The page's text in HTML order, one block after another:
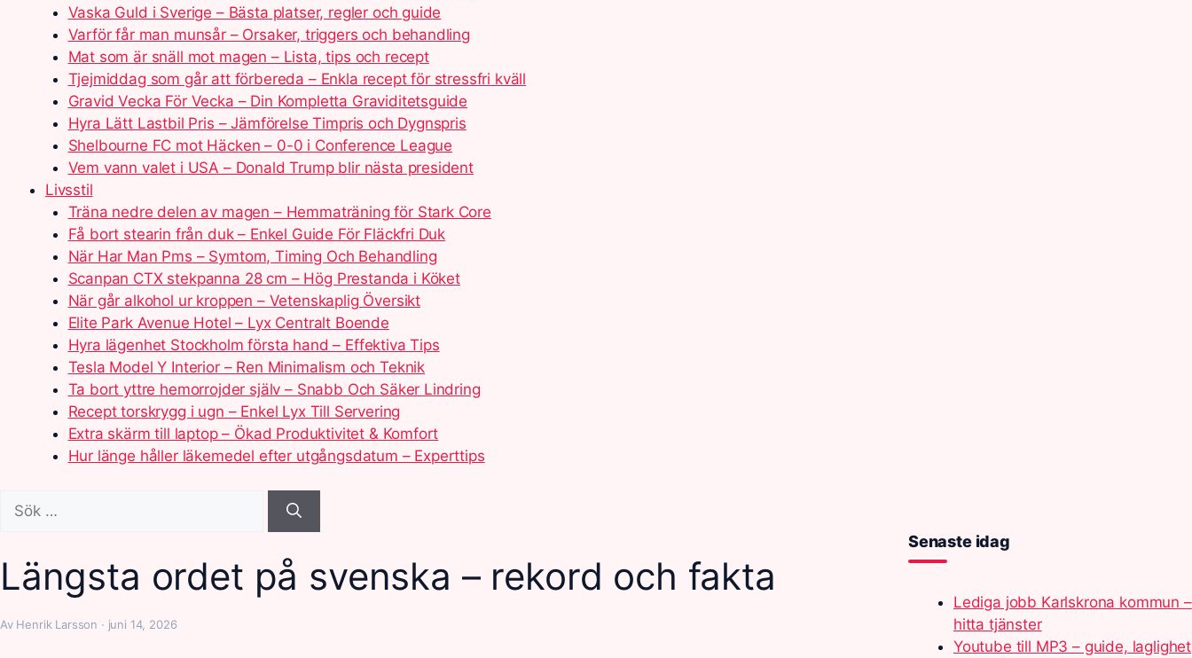
Vaska Guld i Sverige – Bästa platser, regler och guide
Varför får man munsår – Orsaker, triggers och behandling
Mat som är snäll mot magen – Lista, tips och recept
Tjejmiddag som går att förbereda – Enkla recept för stressfri kväll
Gravid Vecka För Vecka – Din Kompletta Graviditetsguide
Hyra Lätt Lastbil Pris – Jämförelse Timpris och Dygnspris
Shelbourne FC mot Häcken – 0-0 i Conference League
Vem vann valet i USA – Donald Trump blir nästa president
Livsstil
Träna nedre delen av magen – Hemmaträning för Stark Core
Få bort stearin från duk – Enkel Guide För Fläckfri Duk
När Har Man Pms – Symtom, Timing Och Behandling
Scanpan CTX stekpanna 28 cm – Hög Prestanda i Köket
När går alkohol ur kroppen – Vetenskaplig Översikt
Elite Park Avenue Hotel – Lyx Centralt Boende
Hyra lägenhet Stockholm första hand – Effektiva Tips
Tesla Model Y Interior – Ren Minimalism och Teknik
Ta bort yttre hemorrojder själv – Snabb Och Säker Lindring
Recept torskrygg i ugn – Enkel Lyx Till Servering
Extra skärm till laptop – Ökad Produktivitet & Komfort
Hur länge håller läkemedel efter utgångsdatum – Experttips
efter:
Längsta ordet på svenska – rekord och fakta
Av Henrik Larsson · juni 14, 2026
Senaste idag
Lediga jobb Karlskrona kommun –
hitta tjänster
Youtube till MP3 – guide, laglighet